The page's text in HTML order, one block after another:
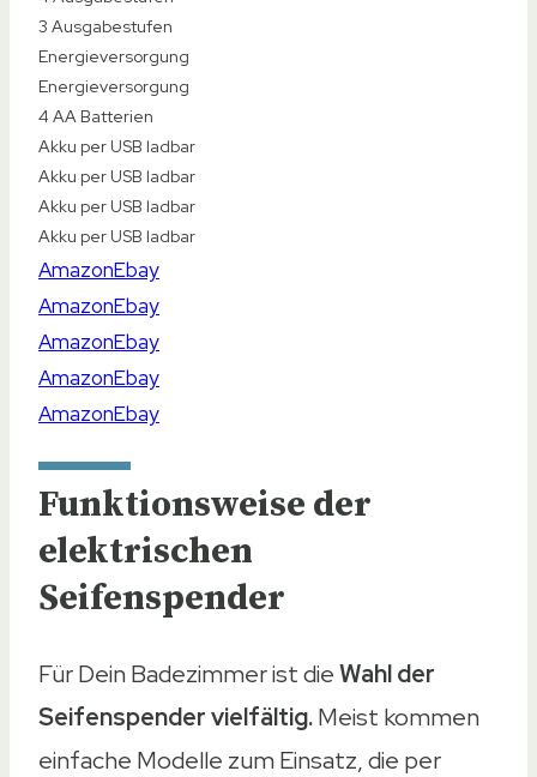
Funktionsweise der
elektrischen
Seifenspender
Für Dein Badezimmer ist dieWahl der
Seifenspender vielfältig.Meist kommen
einfache Modelle zum Einsatz, die per